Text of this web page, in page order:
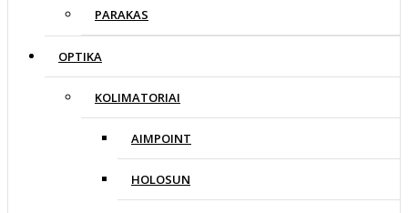
PARAKAS
OPTIKA
KOLIMATORIAI
AIMPOINT
HOLOSUN